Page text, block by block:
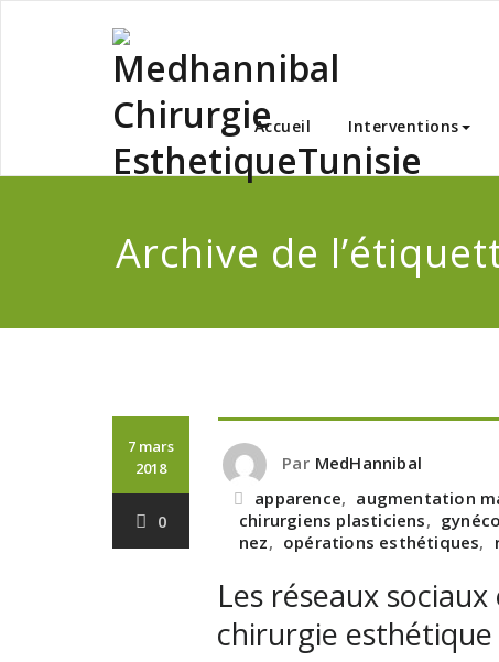
Accueil Interventions
Archive de
7 mars
2018
0
Par MedHannibal
apparence, augmentation
chirurgiens plasticiens,
nez, opérations esthétiques,
Les réseaux
chirurgie esthétique